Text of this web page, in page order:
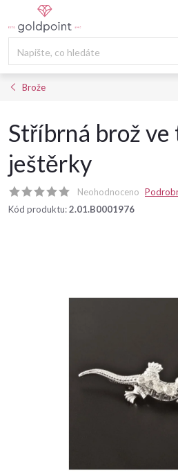
na
Brože
Stříbrná brož ve
ještěrky
Neohodnoceno
Kód produktu:2.01.B0001976